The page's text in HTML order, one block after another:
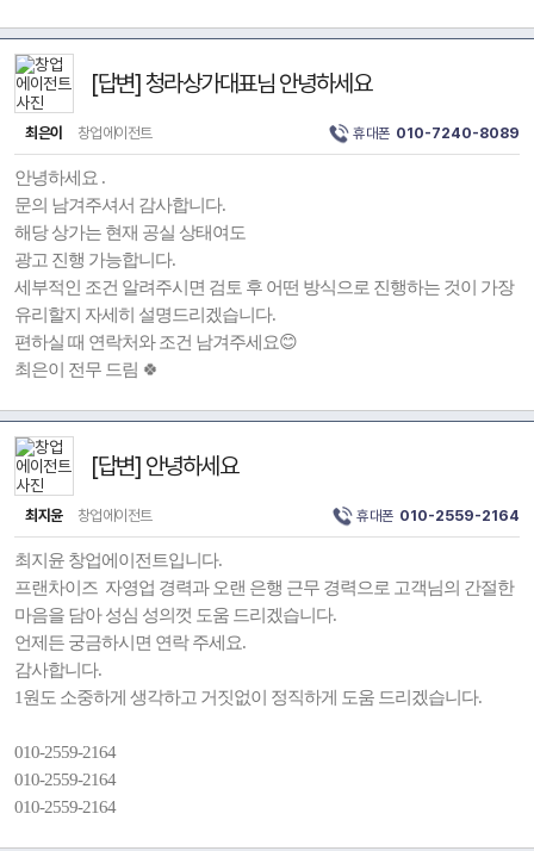
[답변] 청라상가대표님 안녕하세요
최은이 창업에이전트 휴대폰 010-7240-8089
안녕하세요 .
문의 남겨주셔서 감사합니다.
해당 상가는 현재 공실 상태여도
광고 진행 가능합니다.
세부적인 조건 알려주시면 검토 후 어떤 방식으로 진행하는 것이 가장
유리할지 자세히 설명드리겠습니다.
편하실 때 연락처와 조건 남겨주세요😊
최은이 전무 드림 🍀
[답변] 안녕하세요
최지윤 창업에이전트 휴대폰 010-2559-2164
최지윤 창업에이전트입니다.
프랜차이즈 자영업 경력과 오랜 은행 근무 경력으로 고객님의 간절한
마음을 담아 성심 성의껏 도움 드리겠습니다.
언제든 궁금하시면 연락 주세요.
감사합니다.
1원도 소중하게 생각하고 거짓없이 정직하게 도움 드리겠습니다.
010-2559-2164
010-2559-2164
010-2559-2164